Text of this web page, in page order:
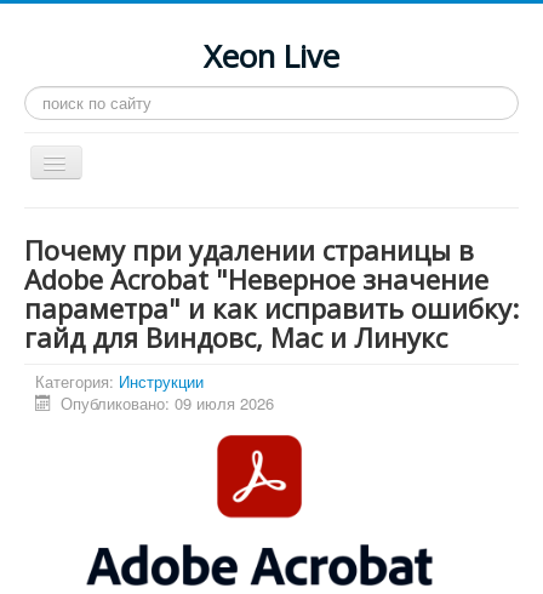
Xeon Live
Искать...
Toggle
Navigation
LGA 2011-3
LGA 2011
Процессоры
Инструкции
Системные программы
Почему при удалении страницы в
Adobe Acrobat "Неверное значение
параметра" и как исправить ошибку:
гайд для Виндовс, Mac и Линукс
Категория: Инструкции
Опубликовано: 09 июля 2026